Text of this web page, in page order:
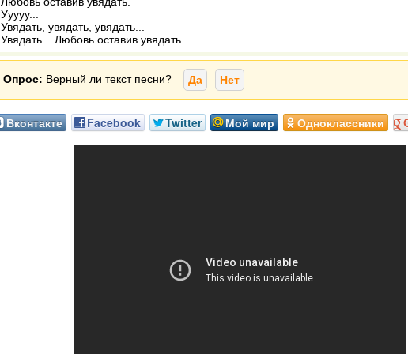
Ууууу...
Увядать, увядать, увядать...
Увядать... Любовь оставив увядать.
Опрос: Верный ли текст песни? Да Нет
Вконтакте Facebook Twitter Мой мир Одноклассники